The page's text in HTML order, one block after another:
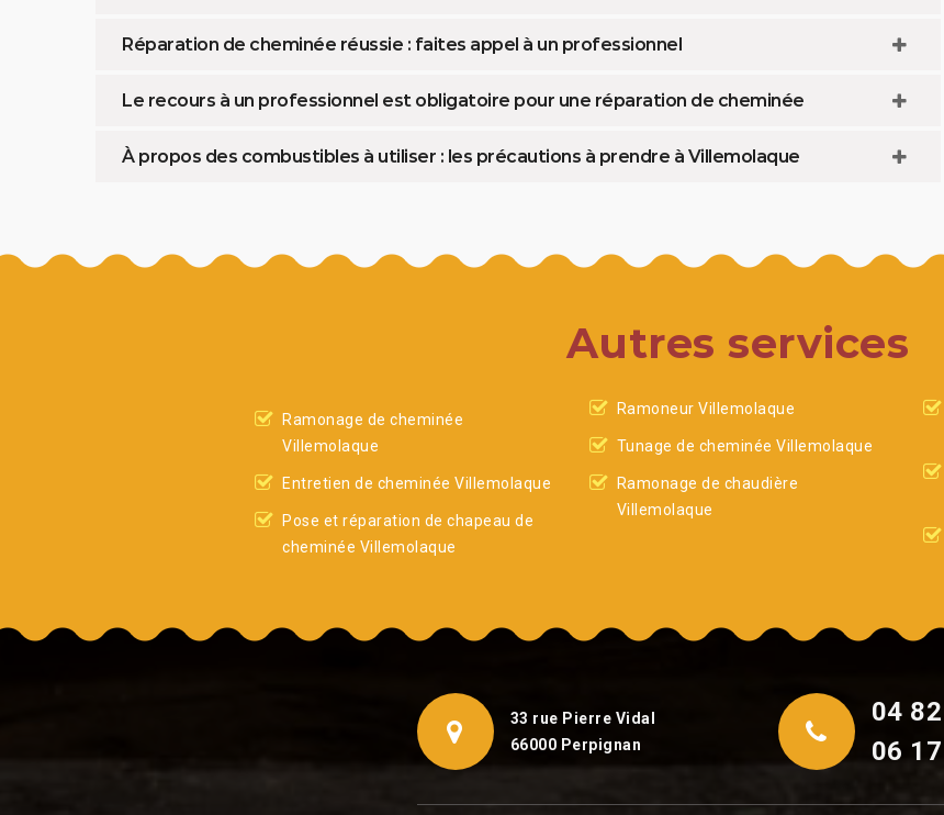
Réparation de cheminée réussie : faites appel à un professionnel
Le recours à un professionnel est obligatoire pour une réparation de cheminée
À propos des combustibles à utiliser : les précautions à prendre à Villemolaque
Autres services
Ramonage de cheminée
Villemolaque
Entretien de cheminée Villemolaque
Pose et réparation de chapeau de
cheminée Villemolaque
Ramoneur Villemolaque
Tunage de cheminée Villemolaque
Ramonage de chaudière
Villemolaque
33 rue Pierre Vidal
66000 Perpignan
04
06